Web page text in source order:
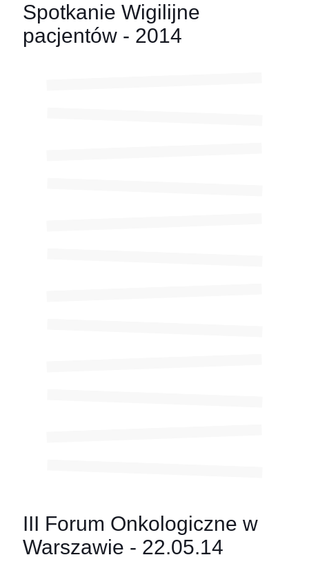
Spotkanie Wigilijne
pacjentów - 2014
III Forum Onkologiczne w
Warszawie - 22.05.14